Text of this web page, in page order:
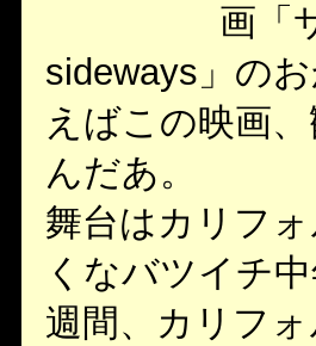
画「
sideways」の
えばこの映画
んだあ。
舞台はカリフ
くなバツイチ
週間、カリフ